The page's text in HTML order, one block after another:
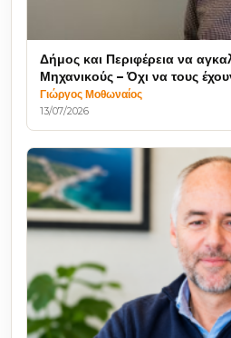
Δήμος και Περιφέρεια να
Μηχανικούς – Όχι να τους
Γιώργος Μοθωναίος
13/07/2026